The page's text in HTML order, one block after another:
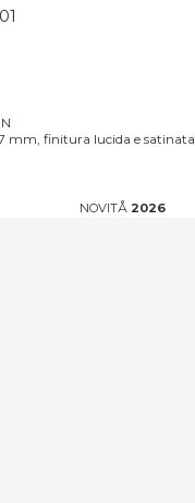
mm, finitura lucida e satinata.
NOVITÅ 2026